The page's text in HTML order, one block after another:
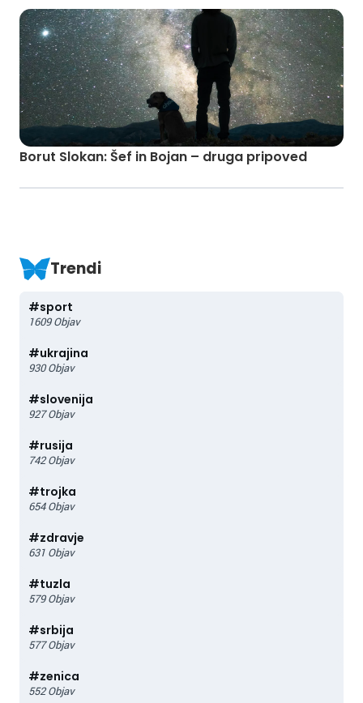
Borut Slokan: Šef in Bojan – druga pripoved
Trendi
#sport
1609 Objav
#ukrajina
930 Objav
#slovenija
927 Objav
#rusija
742 Objav
#trojka
654 Objav
#zdravje
631 Objav
#tuzla
579 Objav
#srbija
577 Objav
#zenica
552 Objav